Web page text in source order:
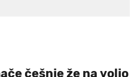
češnje že na voljo